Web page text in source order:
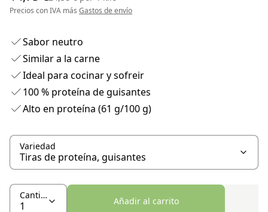
Precios con IVA más Gastos de envío
Sabor neutro
Similar a la carne
Ideal para cocinar y sofreir
100 % proteína de guisantes
Alto en proteína (61 g/100 g)
Variedad
Cantidad
Añadir al carrito